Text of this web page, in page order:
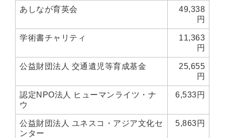
日本史
考古学書
経済書・経営書・ビジネス書
マネジメント・人材管理・リーダーシップ
金融・ファイナンス・投資
アート・建築・デザイン・音楽
書道
あしなが育英会
49,338
円
学術書チャリティ
11,363
円
公益財団法人 交通遺児等育成基金
25,655
円
認定NPO法人 ヒューマンライツ・ナ
ウ
6,533円
公益財団法人 ユネスコ・アジア文化セ
ンター
5,863円